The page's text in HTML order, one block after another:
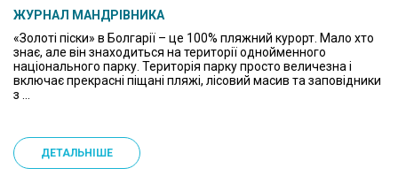
ЖУРНАЛ МАНДРІВНИКА
«Золоті піски» в Болгарії – це 100% пляжний курорт. Мало хто
знає, але він знаходиться на території однойменного
національного парку. Територія парку просто величезна і
включає прекрасні піщані пляжі, лісовий масив та заповідники
з ...
ДЕТАЛЬНІШЕ